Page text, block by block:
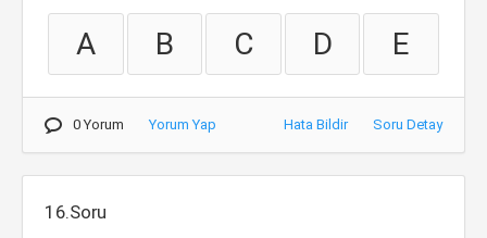
A B C D E
0 Yorum Yorum Yap Hata Bildir Soru Detay
16.Soru